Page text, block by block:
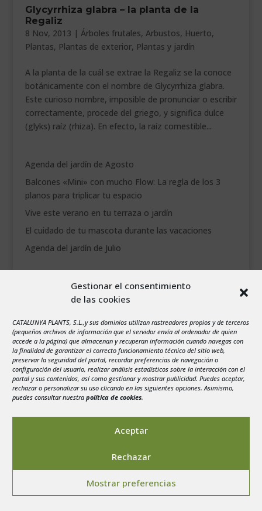
Gestionar el consentimiento
de las cookies
CATALUNYA PLANTS, S.L.,y sus dominios utilizan rastreadores propios y de terceros
(pequeños archivos de información que el servidor envía al ordenador de quien
accede a la página) que almacenan y recuperan información cuando navegas con
la finalidad de garantizar el correcto funcionamiento técnico del sitio web,
preservar la seguridad del portal, recordar preferencias de navegación o
configuración del usuario, realizar análisis estadísticos sobre la interacción con el
portal y sus contenidos, así como gestionar y mostrar publicidad. Puedes aceptar,
rechazar o personalizar su uso clicando en las siguientes opciones. Asimismo,
puedes consultar nuestra política de cookies.
Aceptar
Rechazar
Mostrar preferencias
VEURE EN CATALÀ
Glycyrrhiza glabra – la planta de la
Regaliz
8 Nov, 2013 | Árboles frutales, Arbustos, Huerto,
Plantas, Plantas de exterior, Plantas y jardín
A la planta de la cuál se extrae la Regaliz se la conoce
botánicamente con el nombre de Glycyrrhiza glabra.
Este curioso nombre, imposible de pronunciar o escribir
correctamente, procede del griego, y significa dulce
(glyks) raíz (rhiza). En efecto, la raíz comestible...
Agenda del jardín de Agosto
Balcones «Mini» con mucho Flow: La regla de los 3
planos para triplicar tu espacio
Vive este verano en tu terraza o jardín
El cuidado de tu mascota durante las vacaciones
Agenda del jardín de Julio
X J V S
3
4 5 6 7 8
9
10
11 12 13 14 15
16
17
18 19 20 21 22
23
24
25 26 27 28 29
30
31
Política de privacidad
Cookies